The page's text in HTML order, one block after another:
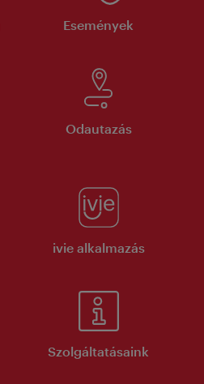
Események
Odautazás
ivie alkalmazás
Szolgáltatásaink